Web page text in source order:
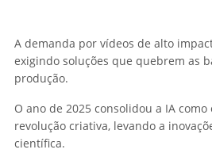
A demanda por vídeos de alto
exigindo soluções que quebrem as
produção.
O ano de 2025 consolidou a IA
revolução criativa, levando a
científica.